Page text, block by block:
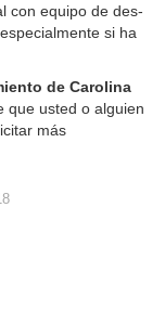
con equipo de des-
si ha
de Carolina
que usted o alguien
más